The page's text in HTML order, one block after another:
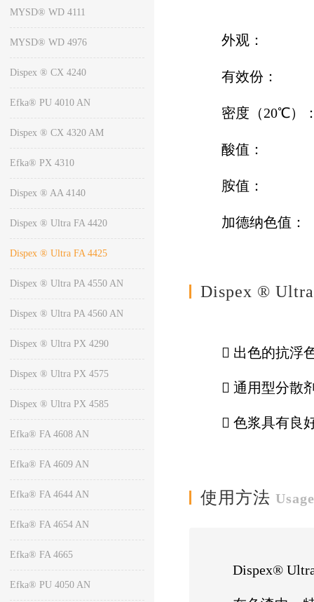
MYSD® WD 4111
MYSD® WD 4976
Dispex ® CX 4240
Efka® PU 4010 AN
Dispex ® CX 4320 AM
Efka® PX 4310
Dispex ® AA 4140
Dispex ® Ultra FA 4420
Dispex ® Ultra FA 4425
Dispex ® Ultra PA 4550 AN
Dispex ® Ultra PA 4560 AN
Dispex ® Ultra PX 4290
Dispex ® Ultra PX 4575
Dispex ® Ultra PX 4585
Efka® FA 4608 AN
Efka® FA 4609 AN
Efka® FA 4644 AN
Efka® FA 4654 AN
Efka® FA 4665
Efka® PU 4050 AN
外观
有效
密度（
酸值：
胺值：
加德纳
Dispex ®
 出色的抗浮
 通用型分散
 色浆具有良
使用方法
Dispex®